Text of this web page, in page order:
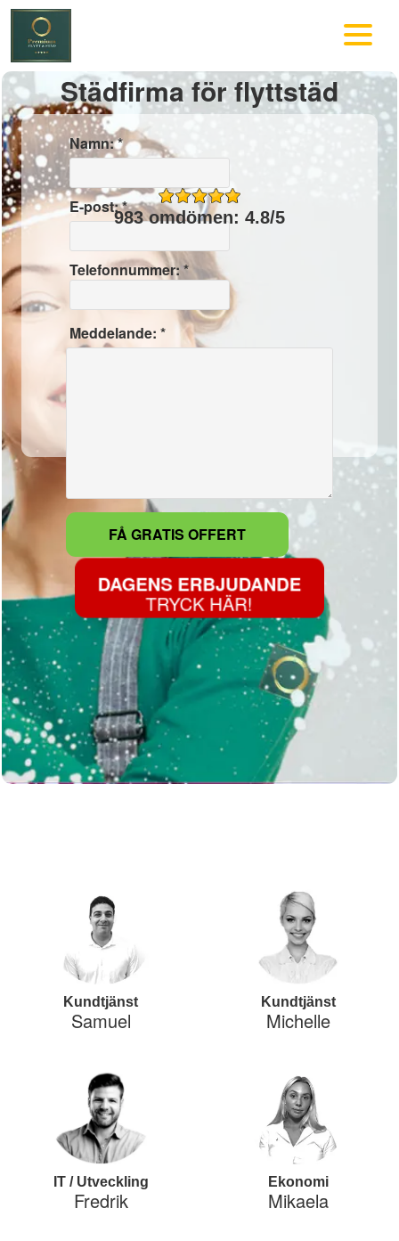
Städfirma för flyttstäd
Namn: *
E-post: *
Telefonnummer: *
Meddelande: *
983 omdömen: 4.8/5
DAGENS ERBJUDANDE
TRYCK HÄR!
Kundtjänst
Samuel
Kundtjänst
Michelle
IT / Utveckling
Fredrik
Ekonomi
Mikaela